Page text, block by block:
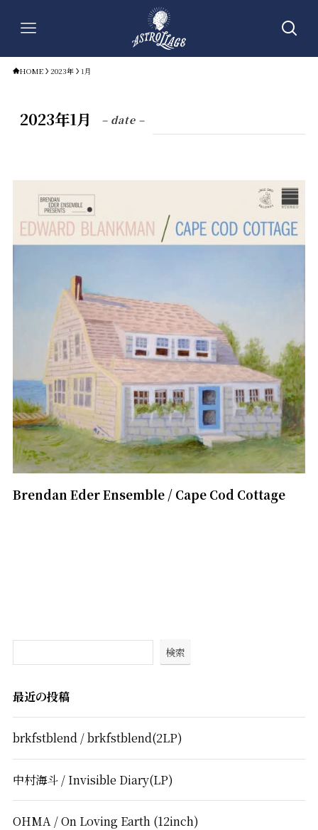
HOME 2023年 1月
2023年1月 – date –
Brendan Eder Ensemble / Cape Cod Cottage
検索
最近の投稿
brkfstblend / brkfstblend(2LP)
中村海斗 / Invisible Diary(LP)
OHMA / On Loving Earth (12inch)